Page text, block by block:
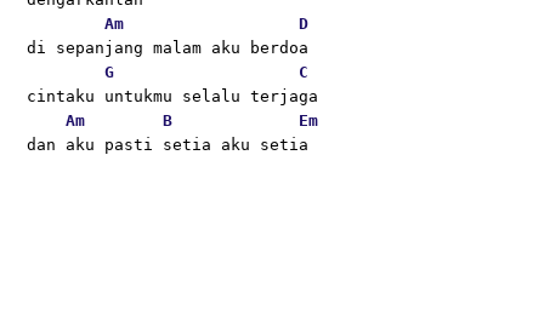
Am
D
di sepanjang malam aku berdoa
G
C
cintaku untukmu selalu terjaga
Am
B
Em
dan aku pasti setia aku setia